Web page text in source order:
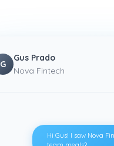
G
Gus Prado
Nova Fintech
Hi Gus! I saw Nova